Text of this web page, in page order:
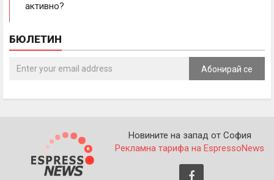
активно?
БЮЛЕТИН
Абонирай се
Новините на запад от София
Рекламна тарифа на EspressoNews